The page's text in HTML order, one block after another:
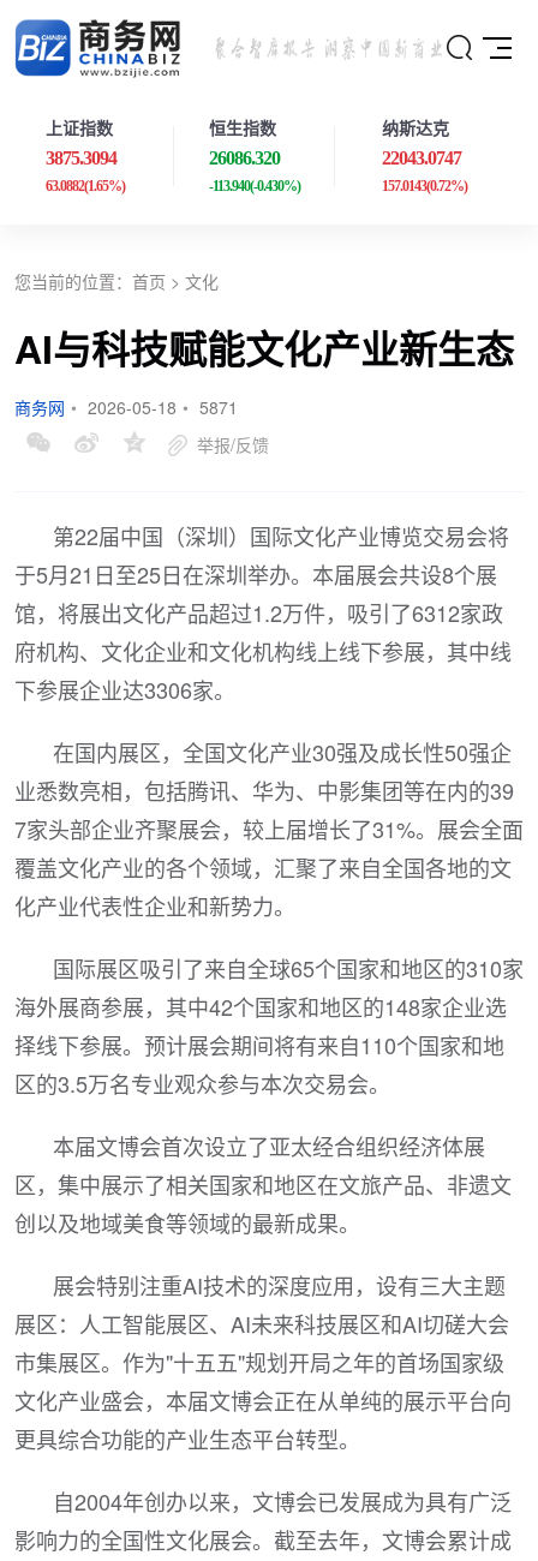
上证指数
3875.3094
63.0882(1.65%)
恒生指数
26086.320
-113.940(-0.430%)
纳斯达克
22043.0747
157.0143(0.72%)
您当前的位置： 首页 > 文化
AI与科技赋能文化产业新生态
商务网 • 2026-05-18 • 5871
举报/反馈
第22届中国（深圳）国际文化产业博览交易会将
于5月21日至25日在深圳举办。本届展会共设8个展
馆，将展出文化产品超过1.2万件，吸引了6312家政
府机构、文化企业和文化机构线上线下参展，其中线
下参展企业达3306家。
在国内展区，全国文化产业30强及成长性50强企
业悉数亮相，包括腾讯、华为、中影集团等在内的39
7家头部企业齐聚展会，较上届增长了31%。展会全面
覆盖文化产业的各个领域，汇聚了来自全国各地的文
化产业代表性企业和新势力。
国际展区吸引了来自全球65个国家和地区的310家
海外展商参展，其中42个国家和地区的148家企业选
择线下参展。预计展会期间将有来自110个国家和地
区的3.5万名专业观众参与本次交易会。
本届文博会首次设立了亚太经合组织经济体展
区，集中展示了相关国家和地区在文旅产品、非遗文
创以及地域美食等领域的最新成果。
展会特别注重AI技术的深度应用，设有三大主题
展区：人工智能展区、AI未来科技展区和AI切磋大会
市集展区。作为"十五五"规划开局之年的首场国家级
文化产业盛会，本届文博会正在从单纯的展示平台向
更具综合功能的产业生态平台转型。
自2004年创办以来，文博会已发展成为具有广泛
影响力的全国性文化展会。截至去年，文博会累计成